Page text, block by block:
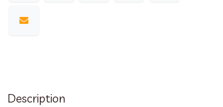
Description